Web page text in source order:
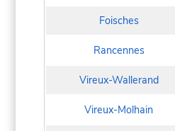
Foisches
Rancennes
Vireux-Wallerand
Vireux-Molhain